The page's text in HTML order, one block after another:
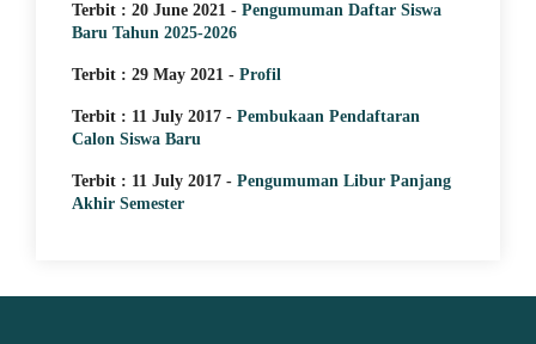
JUARA 1 MINI SOCCER
SMA/SMK
2020 Tanpa Bendera Merah Putih
20 June 2021
Struktur Organisasi
Semua Versi Windows
MEMACU MINAT DENGAN
PERAKTEK LANGSUNG KE
LAPANGAN
Terbit : 20 June 2021 - Pengumuman Daftar Siswa
Baru Tahun 2025-2026
Terbit : 29 May 2021 - Profil
Terbit : 11 July 2017 - Pembukaan Pendaftaran
Calon Siswa Baru
Terbit : 11 July 2017 - Pengumuman Libur Panjang
Akhir Semester